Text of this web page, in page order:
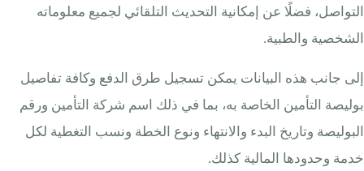
التواصل، فضلًا عن إمكانية التحديث التلقائي لجميع معلوماته
الشخصية والطبية.
إلى جانب هذه البيانات يمكن تسجيل طرق الدفع وكافة تفاصيل
بوليصة التأمين الخاصة به، بما في ذلك اسم شركة التأمين ورقم
البوليصة وتاريخ البدء والانتهاء ونوع الخطة ونسب التغطية لكل
خدمة وحدودها المالية كذلك.